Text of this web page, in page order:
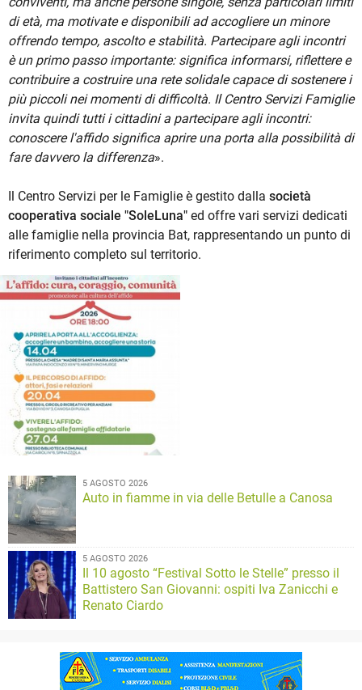
di età, ma motivate e disponibili ad accogliere un minore
offrendo tempo, ascolto e stabilità. Partecipare agli incontri
è un primo passo importante: significa informarsi, riflettere e
contribuire a costruire una rete solidale capace di sostenere i
più piccoli nei momenti di difficoltà. Il Centro Servizi Famiglie
invita quindi tutti i cittadini a partecipare agli incontri:
conoscere l'affido significa aprire una porta alla possibilità di
fare davvero la differenza».
Il Centro Servizi per le Famiglie è gestito dalla società
cooperativa sociale "SoleLuna" ed offre vari servizi dedicati
alle famiglie nella provincia Bat, rappresentando un punto di
riferimento completo sul territorio.
5 AGOSTO 2026
Auto in fiamme in via delle Betulle a Canosa
5 AGOSTO 2026
Il 10 agosto “Festival Sotto le Stelle” presso il
Battistero San Giovanni: ospiti Iva Zanicchi e
Renato Ciardo